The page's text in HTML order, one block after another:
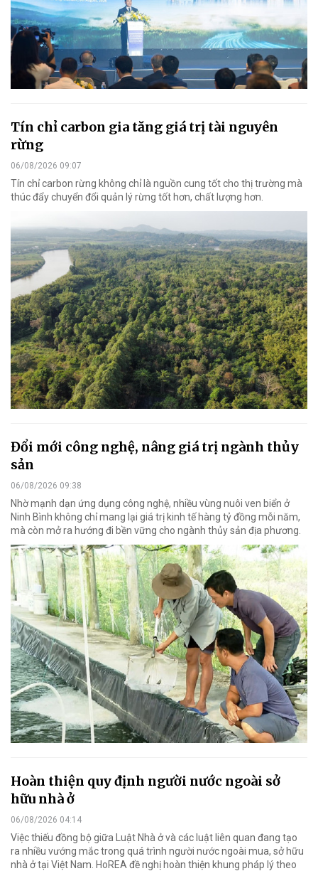
Tín chỉ carbon gia tăng giá trị tài nguyên
rừng
06/08/2026 09:07
Tín chỉ carbon rừng không chỉ là nguồn cung tốt cho thị trường mà
thúc đẩy chuyển đổi quản lý rừng tốt hơn, chất lượng hơn.
Đổi mới công nghệ, nâng giá trị ngành thủy
sản
06/08/2026 09:38
Nhờ mạnh dạn ứng dụng công nghệ, nhiều vùng nuôi ven biển ở
Ninh Bình không chỉ mang lại giá trị kinh tế hàng tỷ đồng mỗi năm,
mà còn mở ra hướng đi bền vững cho ngành thủy sản địa phương.
Hoàn thiện quy định người nước ngoài sở
hữu nhà ở
06/08/2026 04:14
Việc thiếu đồng bộ giữa Luật Nhà ở và các luật liên quan đang tạo
ra nhiều vướng mắc trong quá trình người nước ngoài mua, sở hữu
nhà ở tại Việt Nam. HoREA đề nghị hoàn thiện khung pháp lý theo